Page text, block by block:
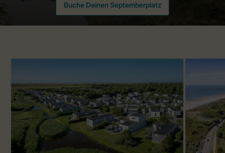
Buche Deinen Septemberplatz